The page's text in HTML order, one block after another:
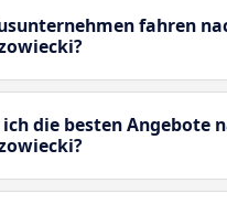
fahren
die besten Angebote